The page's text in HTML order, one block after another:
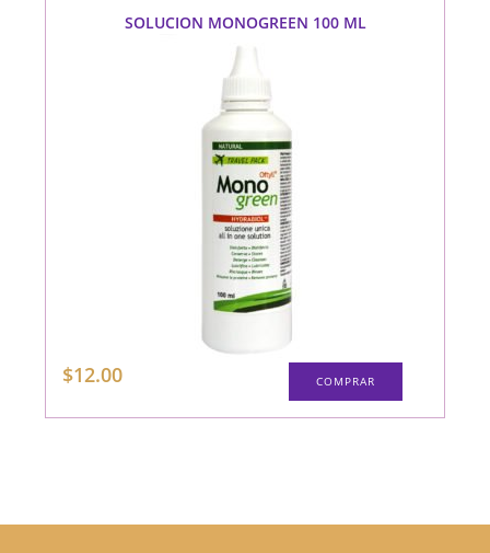
SOLUCION MONOGREEN 100 ML
$12.00 COMPRAR